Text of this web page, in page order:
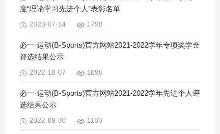
度“理论学习先进个人”表彰名单
2023-07-14 1798
必一·运动(B-Sports)官方网站2021-2022学年专项奖学金
评选结果公示
2022-10-07 1096
必一·运动(B-Sports)官方网站2021-2022学年先进个人评
选结果公示
2022-09-30 1183